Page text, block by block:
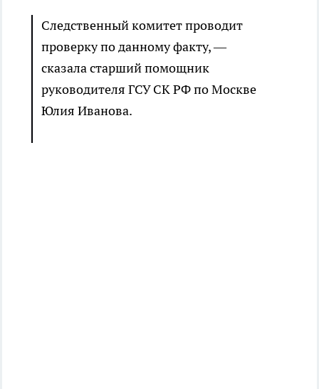
Следственный комитет проводит
проверку по данному факту, —
сказала старший помощник
руководителя ГСУ СК РФ по Москве
Юлия Иванова.